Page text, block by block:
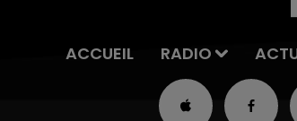
ACCUEIL RADIO